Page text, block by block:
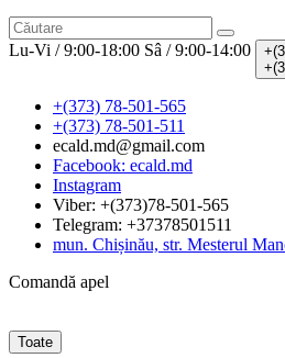
Lu-Vi / 9:00-18:00 Sâ / 9:00-14:00
+(373) 78-501-565
+(373) 78-501-511
ecald.md@gmail.com
Facebook: ecald.md
Instagram
Viber: +(373)78-501-565
Telegram: +37378501511
mun. Chișinău, str. Mesterul
Comandă apel
Toate